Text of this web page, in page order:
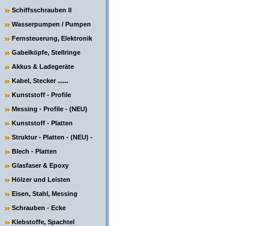
Schiffsschrauben II
Wasserpumpen / Pumpen
Fernsteuerung, Elektronik
Gabelköpfe, Stellringe
Akkus & Ladegeräte
Kabel, Stecker ......
Kunststoff - Profile
Messing - Profile - (NEU)
Kunststoff - Platten
Struktur - Platten - (NEU) -
Blech - Platten
Glasfaser & Epoxy
Hölzer und Leisten
Eisen, Stahl, Messing
Schrauben - Ecke
Klebstoffe, Spachtel